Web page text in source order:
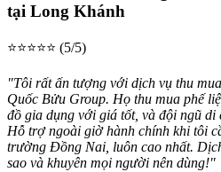
tại Long Khánh
⭐⭐⭐⭐⭐ (5/5)
"Tôi rất ấn tượng với dịch vụ thu
Quốc Bửu Group. Họ thu mua phế
đồ gia dụng với giá tốt, và đội ngũ di
Hỗ trợ ngoài giờ hành chính khi tôi
trường Đồng Nai, luôn cao nhất.
sao và khuyên mọi người nên dùng!"